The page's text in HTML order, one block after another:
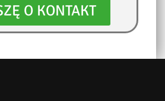
O KONTAKT